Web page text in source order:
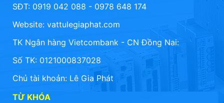
SĐT: 0919 042 088 - 0978 648 174
Website: vattulegiaphat.com
TK Ngân hàng Vietcombank - CN Đồng Nai:
Số TK: 0121000837028
Chủ tài khoản: Lê Gia Phát
TỪ KHÓA